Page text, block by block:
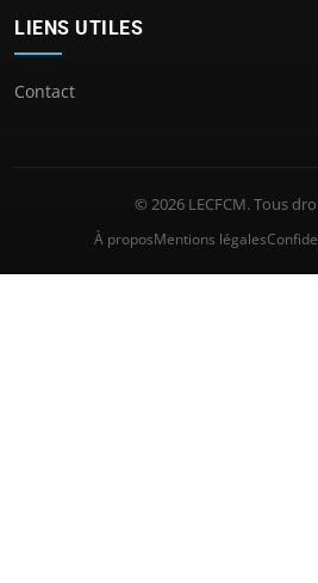
LIENS UTILES
Contact
© 2026 LECFCM. Tous
À proposMentions légales